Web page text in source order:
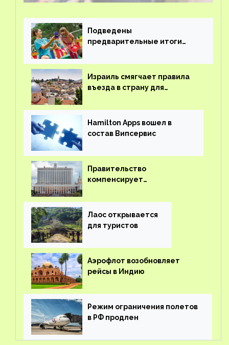
Подведены
предварительные итоги
Израиль смягчает правила
въезда в страну для
Hamilton Apps вошел в
состав Випсервис
Правительство
компенсирует
вывоз россиян из-за рубежа
Лаос открывается
для туристов
Аэрофлот возобновляет
рейсы в Индию
Режим ограничения полетов
в РФ продлен